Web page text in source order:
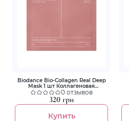
Biodance Bio-Collagen Real Deep
Mask 1 шт Коллагеновая
гидрогелевая маска для
глубокого увлажнения
0 отзывов
320 грн
Купить